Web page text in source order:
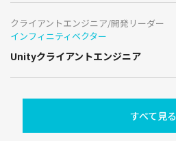
クライアントエンジニア/開発リーダー
インフィニティベクター
Unityクライアントエンジニア
すべて見る